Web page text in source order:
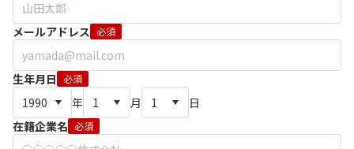
メールアドレス 必須
生年月日 必須
年 月
日
在籍企業名 必須